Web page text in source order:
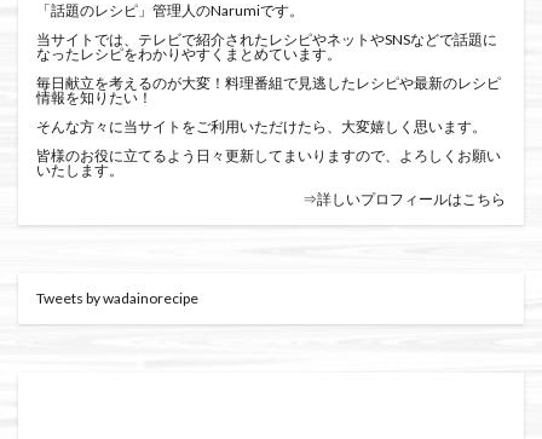
「話題のレシピ」管理人のNarumiです。
当サイトでは、テレビで紹介されたレシピやネットやSNSなどで話題に
なったレシピをわかりやすくまとめています。
毎日献立を考えるのが大変！料理番組で見逃したレシピや最新のレシピ
情報を知りたい！
そんな方々に当サイトをご利用いただけたら、大変嬉しく思います。
皆様のお役に立てるよう日々更新してまいりますので、よろしくお願い
いたします。
⇒詳しいプロフィールはこちら
Tweets by wadainorecipe